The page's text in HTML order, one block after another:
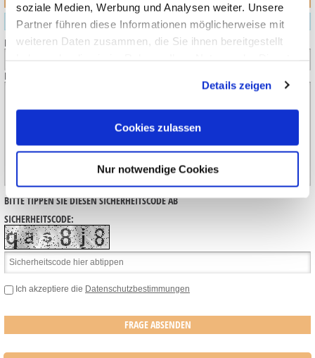
soziale Medien, Werbung und Analysen weiter. Unsere
Partner führen diese Informationen möglicherweise mit
weiteren Daten zusammen, die Sie ihnen bereitgestellt
Details zeigen
Cookies zulassen
Nur notwendige Cookies
Haben Sie eine Frage zu diesem Produkt?
IHRE E-MAIL-ADRESSE:
IHRE FRAGE:
BITTE TIPPEN SIE DIESEN SICHERHEITSCODE AB
SICHERHEITSCODE:
Ich akzeptiere die Datenschutzbestimmungen